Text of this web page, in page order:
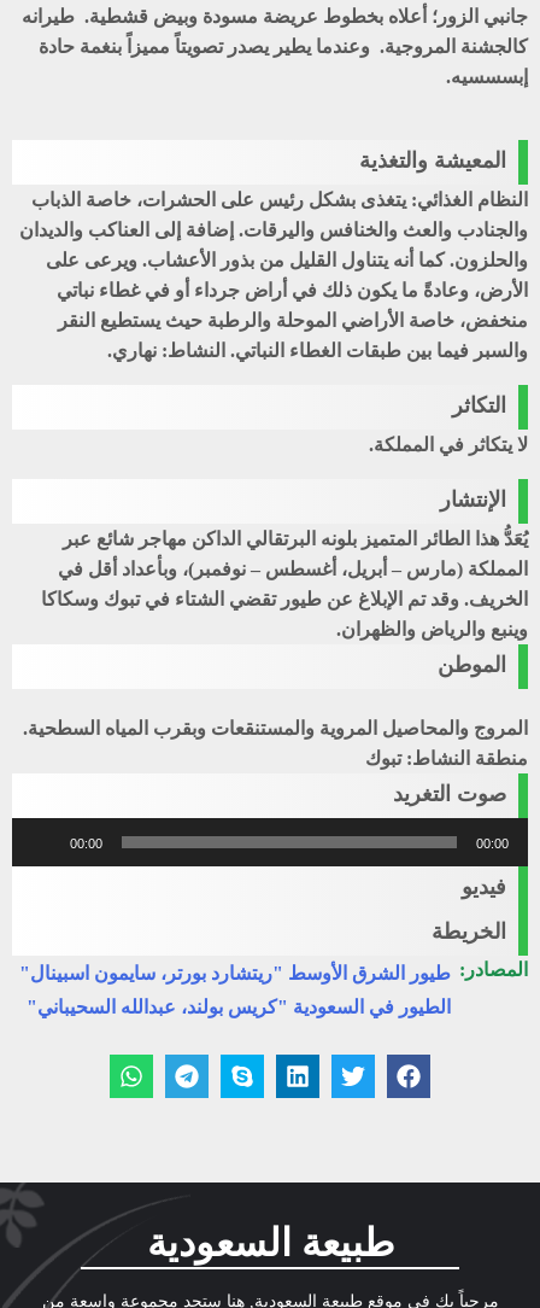
جانبي الزور؛ أعلاه بخطوط عريضة مسودة وبيض قشطية. طيرانه
كالجشنة المروجية. وعندما يطير يصدر تصويتاً مميزاً بنغمة حادة
إبسسسيه.
المعيشة والتغذية
النظام الغذائي: يتغذى بشكل رئيس على الحشرات، خاصة الذباب
والجنادب والعث والخنافس واليرقات. إضافة إلى العناكب والديدان
والحلزون. كما أنه يتناول القليل من بذور الأعشاب. ويرعى على
الأرض، وعادةً ما يكون ذلك في أراض جرداء أو في غطاء نباتي
منخفض، خاصة الأراضي الموحلة والرطبة حيث يستطيع النقر
والسبر فيما بين طبقات الغطاء النباتي. النشاط: نهاري.
التكاثر
لا يتكاثر في المملكة.
الإنتشار
يُعَدُّ هذا الطائر المتميز بلونه البرتقالي الداكن مهاجر شائع عبر
المملكة (مارس – أبريل، أغسطس – نوفمبر)، وبأعداد أقل في
الخريف. وقد تم الإبلاغ عن طيور تقضي الشتاء في تبوك وسكاكا
وينبع والرياض والظهران.
الموطن
المروج والمحاصيل المروية والمستنقعات وبقرب المياه السطحية.
منطقة النشاط: تبوك
صوت التغريد
الصوت
00:00 00:00
فيديو
الخريطة
المصادر: طيور الشرق الأوسط "ريتشارد بورتر، سايمون اسبينال"
الطيور في السعودية "كريس بولند، عبدالله السحيباني"
طبيعة السعودية
مرحباً بك في موقع طبيعة السعودية, هنا ستجد مجموعة واسعة من